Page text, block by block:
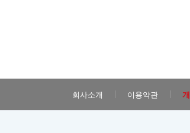
회사소개 이용약관